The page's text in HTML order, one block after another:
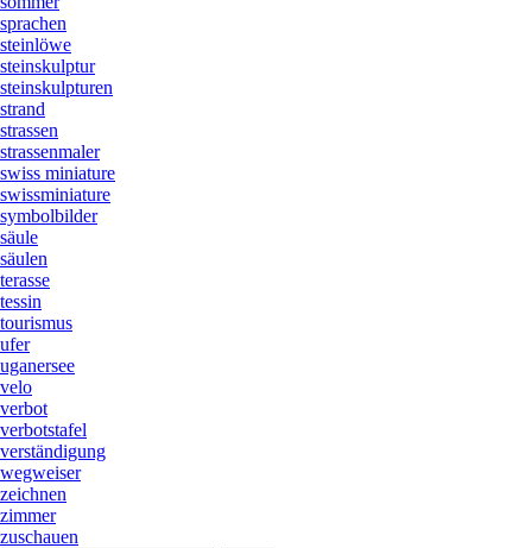
sprachen
steinlöwe
steinskulptur
steinskulpturen
strand
strassen
strassenmaler
swiss miniature
swissminiature
symbolbilder
säule
säulen
terasse
tessin
tourismus
ufer
uganersee
velo
verbot
verbotstafel
verständigung
wegweiser
zeichnen
zimmer
zuschauen